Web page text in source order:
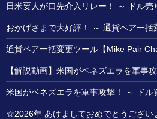
日米要人が口先介入リレー！ ～ ドル売
おかげさまで大好評！ ～ 通貨ペア一括
通貨ペア一括変更ツール【Mike Pair
【解説動画】米国がベネズエラを軍事
米国がベネズエラを軍事攻撃！ ～ ドル
☆2026年 あけましておめでとうござ